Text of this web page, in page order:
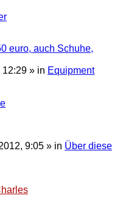
euro, auch Schuhe,
12:29 » in Equipment
9:05 » in Über diese